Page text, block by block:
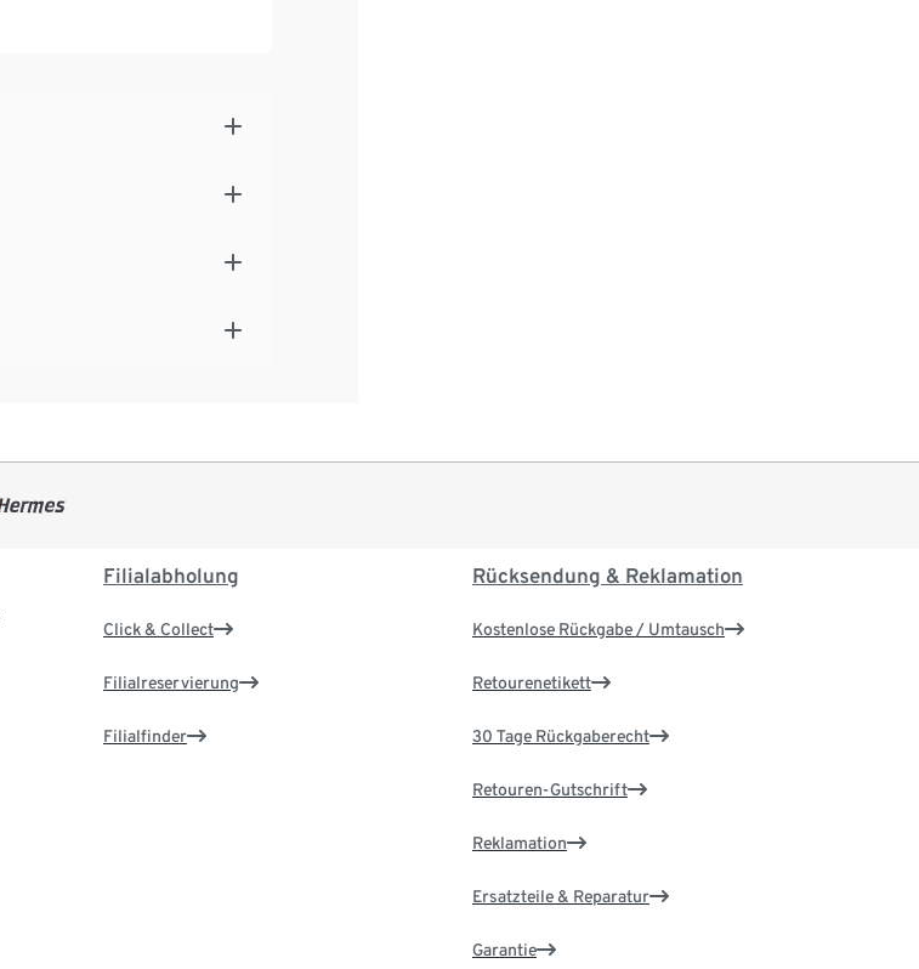
Filialabholung
Click & Collect
Filialreservierung
Filialfinder
Rücksendung & Reklamation
Kostenlose Rückgabe / Umtausch
Retourenetikett
30 Tage Rückgaberecht
Retouren-Gutschrift
Reklamation
Ersatzteile & Reparatur
Garantie